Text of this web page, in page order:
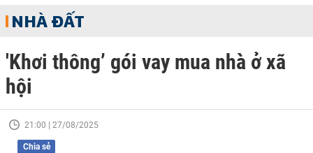
NHÀ ĐẤT
'Khơi thông’ gói vay mua nhà ở xã
hội
21:00 | 27/08/2025
Chia sẻ